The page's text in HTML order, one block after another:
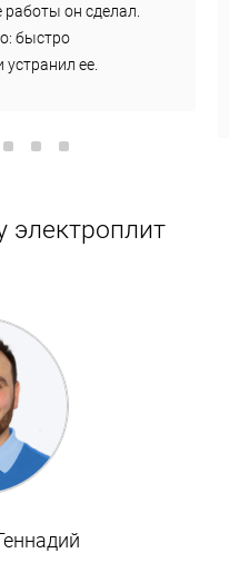
он сделал.
быстро
ее.
электроплит